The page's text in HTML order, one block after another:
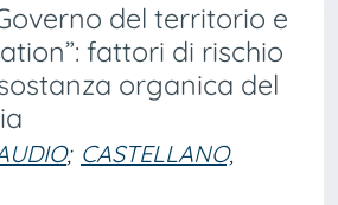
del territorio e
fattori di rischio
organica del
; CASTELLANO,